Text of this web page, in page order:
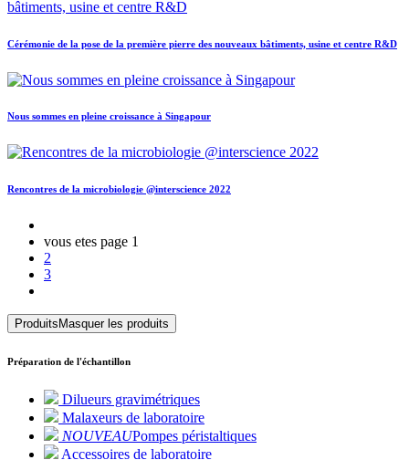
Cérémonie de la pose de la première pierre des nouveaux bâtiments, usine et centre R&D
Nous sommes en pleine croissance à Singapour
Rencontres de la microbiologie @interscience 2022
vous etes page 1
2
3
Produits Masquer les produits
Préparation de l'échantillon
Dilueurs gravimétriques
Malaxeurs de laboratoire
NOUVEAUPompes péristaltiques
Accessoires de laboratoire